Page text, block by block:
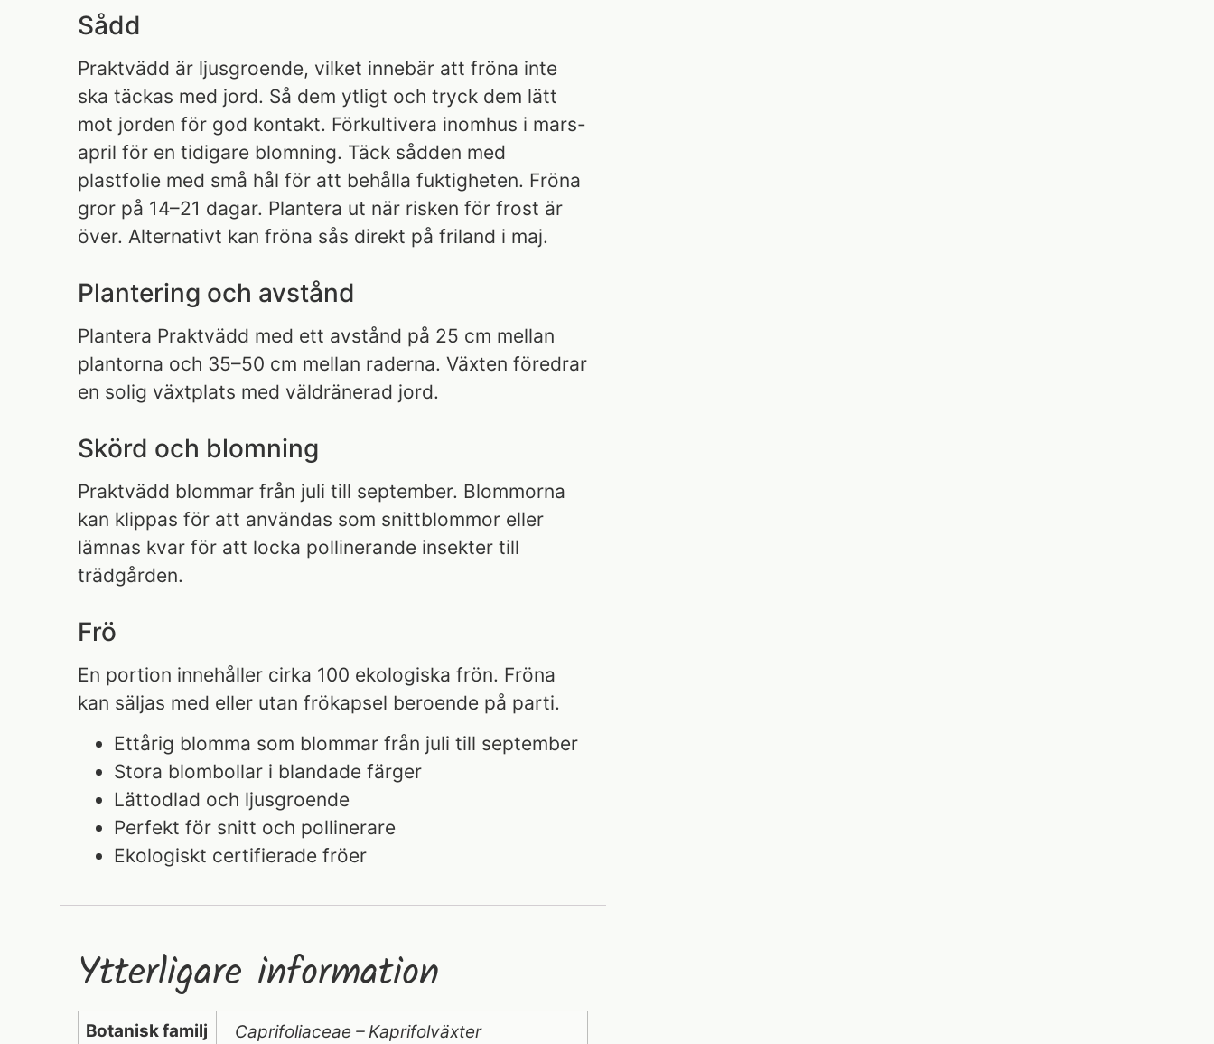
Sådd
Praktvädd är ljusgroende, vilket innebär att fröna inte
ska täckas med jord. Så dem ytligt och tryck dem lätt
mot jorden för god kontakt. Förkultivera inomhus i mars-
april för en tidigare blomning. Täck sådden med
plastfolie med små hål för att behålla fuktigheten. Fröna
gror på 14–21 dagar. Plantera ut när risken för frost är
över. Alternativt kan fröna sås direkt på friland i maj.
Plantering och avstånd
Plantera Praktvädd med ett avstånd på 25 cm mellan
plantorna och 35–50 cm mellan raderna. Växten föredrar
en solig växtplats med väldränerad jord.
Skörd och blomning
Praktvädd blommar från juli till september. Blommorna
kan klippas för att användas som snittblommor eller
lämnas kvar för att locka pollinerande insekter till
trädgården.
Frö
En portion innehåller cirka 100 ekologiska frön. Fröna
kan säljas med eller utan frökapsel beroende på parti.
Ettårig blomma som blommar från juli till september
Stora blombollar i blandade färger
Lättodlad och ljusgroende
Perfekt för snitt och pollinerare
Ekologiskt certifierade fröer
Ytterligare information
Botanisk familj
Caprifoliaceae – Kaprifolväxter